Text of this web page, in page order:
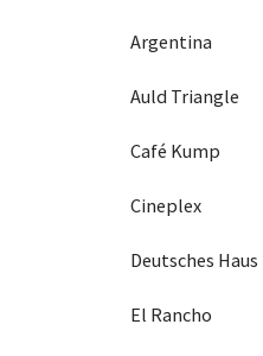
Argentina
Auld Triangle
Café Kump
Cineplex
Deutsches Haus
El Rancho